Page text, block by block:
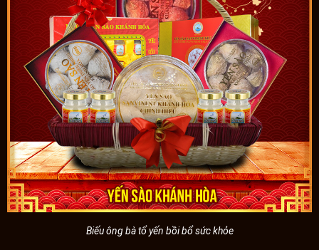
Biếu ông bà tổ yến bồi bổ sức khỏe